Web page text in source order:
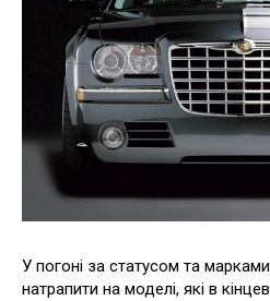
У погоні за статусом та
натрапити на моделі, які в